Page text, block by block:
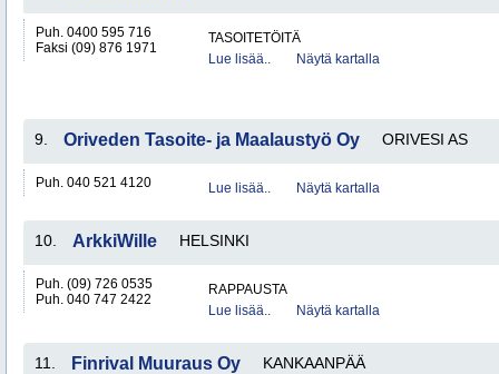
Puh. 0400 595 716
Faksi (09) 876 1971
TASOITETÖITÄ
Lue lisää..
Näytä kartalla
9. Oriveden Tasoite- ja Maalaustyö Oy ORIVESI AS
Puh. 040 521 4120 Lue lisää.. Näytä kartalla
10. ArkkiWille HELSINKI
Puh. (09) 726 0535
Puh. 040 747 2422
RAPPAUSTA
Lue lisää..
Näytä kartalla
11. Finrival Muuraus Oy KANKAANPÄÄ